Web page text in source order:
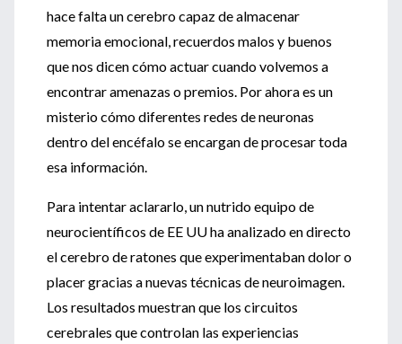
hace falta un cerebro capaz de almacenar
memoria emocional, recuerdos malos y buenos
que nos dicen cómo actuar cuando volvemos a
encontrar amenazas o premios. Por ahora es un
misterio cómo diferentes redes de neuronas
dentro del encéfalo se encargan de procesar toda
esa información.
Para intentar aclararlo, un nutrido equipo de
neurocientíficos de EE UU ha analizado en directo
el cerebro de ratones que experimentaban dolor o
placer gracias a nuevas técnicas de neuroimagen.
Los resultados muestran que los circuitos
cerebrales que controlan las experiencias